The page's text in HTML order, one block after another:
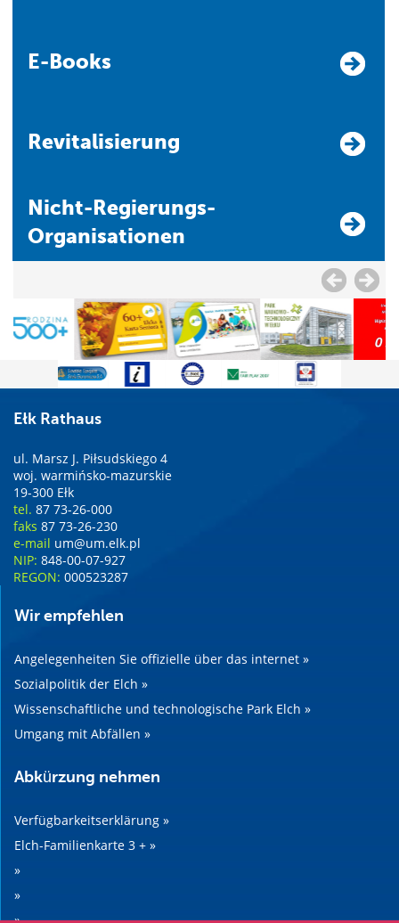
E-Books
Revitalisierung
Nicht-Regierungs-
Organisationen
Ełk Rathaus
ul. Marsz J. Piłsudskiego 4
woj. warmińsko-mazurskie
19-300 Ełk
tel. 87 73-26-000
faks 87 73-26-230
e-mail um@um.elk.pl
NIP: 848-00-07-927
REGON: 000523287
Wir empfehlen
Angelegenheiten Sie offizielle über das internet »
Sozialpolitik der Elch »
Wissenschaftliche und technologische Park Elch »
Umgang mit Abfällen »
Abkürzung nehmen
Verfügbarkeitserklärung »
Elch-Familienkarte 3 + »
»
»